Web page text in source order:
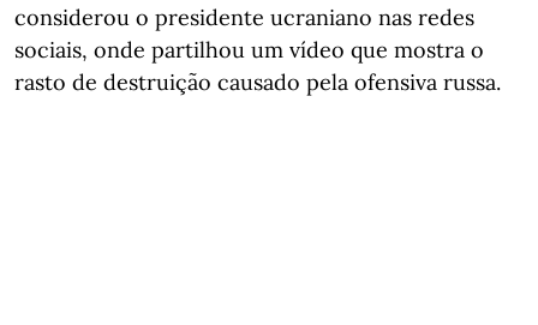
considerou o presidente ucraniano nas redes
sociais, onde partilhou um vídeo que mostra o
rasto de destruição causado pela ofensiva russa.